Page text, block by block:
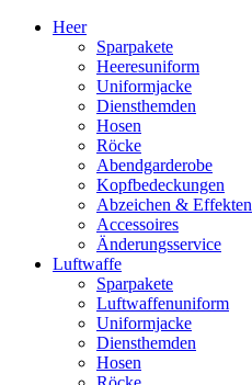
Heer
Sparpakete
Heeresuniform
Uniformjacke
Diensthemden
Hosen
Röcke
Abendgarderobe
Kopfbedeckungen
Abzeichen & Effekten
Accessoires
Änderungsservice
Luftwaffe
Sparpakete
Luftwaffenuniform
Uniformjacke
Diensthemden
Hosen